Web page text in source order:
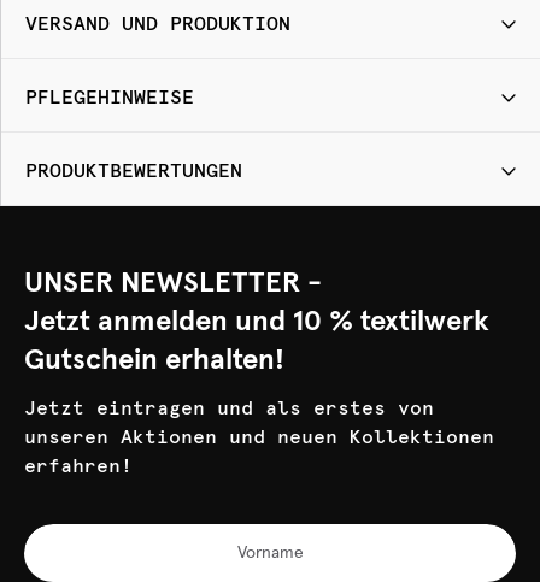
VERSAND UND PRODUKTION
PFLEGEHINWEISE
PRODUKTBEWERTUNGEN
UNSER NEWSLETTER -
Jetzt anmelden und 10 % textilwerk
Gutschein erhalten!
Jetzt eintragen und als erstes von
unseren Aktionen und neuen Kollektionen
erfahren!